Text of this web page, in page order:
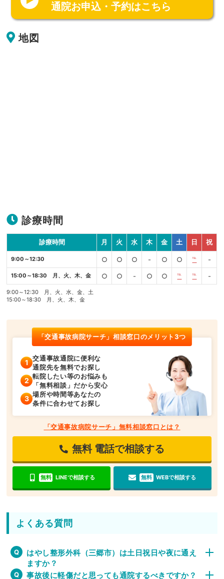
通院お申込・予約はこちら
地図
診療時間
診療時間 月 火 水 木 金 土 日 祝
9:00～12:30 ○ ○ ○ - ○ ○ ℡ -
15:00～18:30 月、火、木、金 ○ ○ - ○ ○ ℡ ℡ -
9:00～12:30 月、火、水、金、土
15:00～18:30 月、火、木、金
「交通事故病院サーチ」相談窓口のメリット3つ
交通事故通院に便利な
通院先を無料でお探し
転院したい等のお悩みも
「無料相談」だから安心
場所や時間等あなたの
条件に合わせてお探し
「交通事故病院サーチ」無料相談窓口とは？
無料 電話で相談する
無料 LINEで相談する 無料 WEBで相談する
よくある質問
はやし整形外科（三郷市）は土日祝日や夜に通え
ますか？
事故後に軽傷だと思っても通院するべきですか？